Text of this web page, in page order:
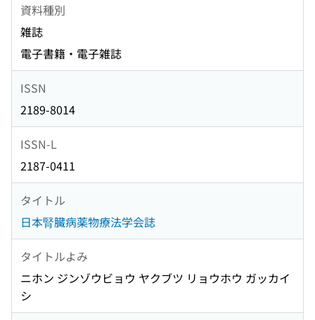
資料種別
雑誌
電子書籍・電子雑誌
ISSN
2189-8014
ISSN-L
2187-0411
タイトル
日本腎臓病薬物療法学会誌
タイトルよみ
ニホン ジンゾウビョウ ヤクブツ リョウホウ ガッカイ
シ